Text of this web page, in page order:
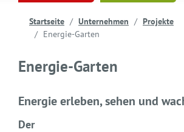
Startseite Unternehmen
Projekte
Energie-Garten
Energie-Garten
Energie erleben, sehen und
Der